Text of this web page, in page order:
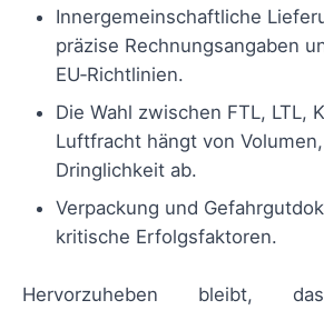
Innergemeinschaftliche
präzise Rechnungsangaben
EU‑Richtlinien.
Die Wahl zwischen FTL, LTL,
Luftfracht hängt von
Dringlichkeit ab.
Verpackung und
kritische Erfolgsfaktoren.
Hervorzuheben bleibt,